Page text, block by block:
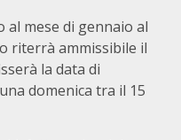
mese di gennaio al
riterrà ammissibile il
la data di
domenica tra il 15